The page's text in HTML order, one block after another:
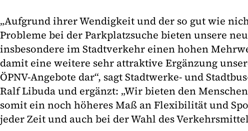
„Aufgrund ihrer Wendigkeit und der so gut wie
Probleme bei der Parkplatzsuche bieten unsere
insbesondere im Stadtverkehr einen hohen
damit eine weitere sehr attraktive Ergänzung
ÖPNV-Angebote dar“, sagt Stadtwerke- und
Ralf Libuda und ergänzt: „Wir bieten den
somit ein noch höheres Maß an Flexibilität und
jeder Zeit und auch bei der Wahl des